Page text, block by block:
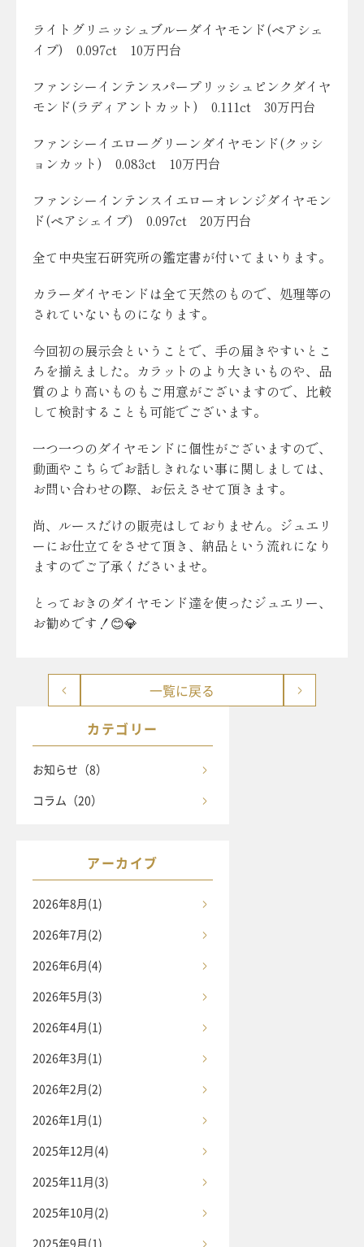
カテゴリー
お知らせ（8）
コラム（20）
アーカイブ
2026年8月(1)
2026年7月(2)
2026年6月(4)
2026年5月(3)
2026年4月(1)
2026年3月(1)
2026年2月(2)
2026年1月(1)
2025年12月(4)
2025年11月(3)
2025年10月(2)
2025年9月(1)
ライトグリニッシュブルーダイヤモンド(ペアシェ
イプ) 0.097ct 10万円台
ファンシーインテンスパープリッシュピンクダイヤ
モンド(ラディアントカット) 0.111ct 30万円台
ファンシーイエローグリーンダイヤモンド(クッシ
ョンカット) 0.083ct 10万円台
ファンシーインテンスイエローオレンジダイヤモン
ド(ペアシェイプ) 0.097ct 20万円台
全て中央宝石研究所の鑑定書が付いてまいります。
カラーダイヤモンドは全て天然のもので、処理等の
されていないものになります。
今回初の展示会ということで、手の届きやすいとこ
ろを揃えました。カラットのより大きいものや、品
質のより高いものもご用意がございますので、比較
して検討することも可能でございます。
一つ一つのダイヤモンドに個性がございますので、
動画やこちらでお話しきれない事に関しましては、
お問い合わせの際、お伝えさせて頂きます。
尚、ルースだけの販売はしておりません。ジュエリ
ーにお仕立てをさせて頂き、納品という流れになり
ますのでご了承くださいませ。
とっておきのダイヤモンド達を使ったジュエリー、
お勧めです！😊💎
一覧に戻る